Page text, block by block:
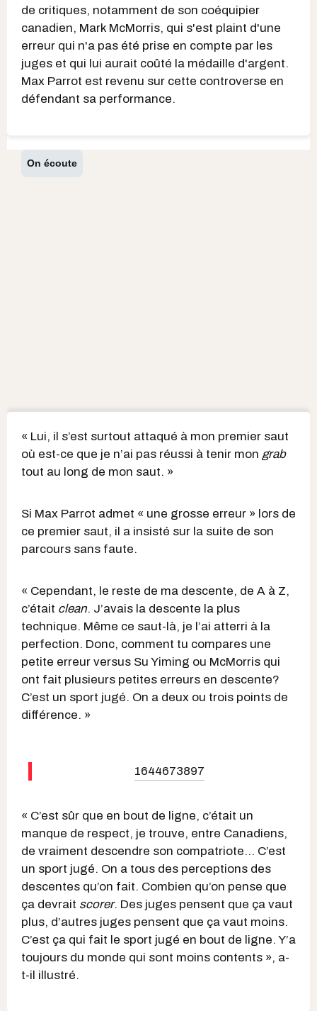
de critiques, notamment de son coéquipier
canadien, Mark McMorris, qui s'est plaint d'une
erreur qui n'a pas été prise en compte par les
juges et qui lui aurait coûté la médaille d'argent.
Max Parrot est revenu sur cette controverse en
défendant sa performance.
On écoute
« Lui, il s’est surtout attaqué à mon premier saut
où est-ce que je n’ai pas réussi à tenir mon grab
tout au long de mon saut. »
Si Max Parrot admet « une grosse erreur » lors de
ce premier saut, il a insisté sur la suite de son
parcours sans faute.
« Cependant, le reste de ma descente, de A à Z,
c’était clean. J’avais la descente la plus
technique. Même ce saut-là, je l’ai atterri à la
perfection. Donc, comment tu compares une
petite erreur versus Su Yiming ou McMorris qui
ont fait plusieurs petites erreurs en descente?
C’est un sport jugé. On a deux ou trois points de
différence. »
1644673897
« C’est sûr que en bout de ligne, c’était un
manque de respect, je trouve, entre Canadiens,
de vraiment descendre son compatriote… C’est
un sport jugé. On a tous des perceptions des
descentes qu’on fait. Combien qu’on pense que
ça devrait scorer. Des juges pensent que ça vaut
plus, d’autres juges pensent que ça vaut moins.
C’est ça qui fait le sport jugé en bout de ligne. Y’a
toujours du monde qui sont moins contents », a-
t-il illustré.